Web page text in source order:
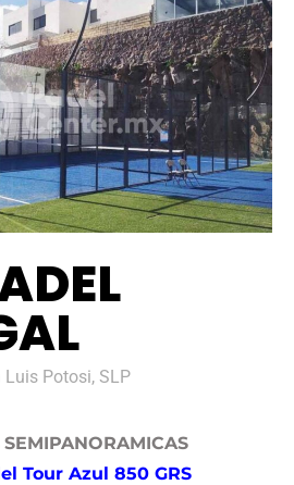
Luis Potosi, SLP
SEMIPANORAMICAS
Tour Azul 850 GRS